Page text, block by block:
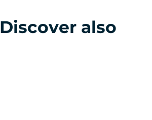
Discover also